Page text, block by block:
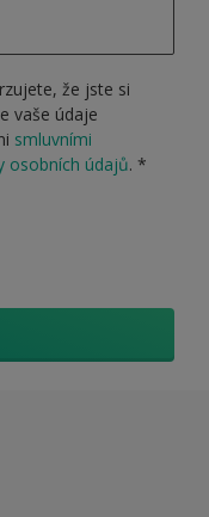
že jste si
vaše údaje
smluvními
osobních údajů. *